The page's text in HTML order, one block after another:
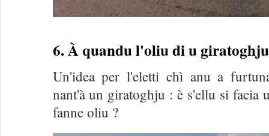
6. À quandu l'oliu di u
Un'idea per l'eletti chì anu a
nant'à un giratoghju : è s'ellu si facia
fanne oliu ?